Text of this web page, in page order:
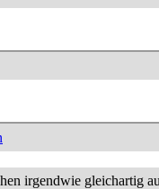
irgendwie gleichartig